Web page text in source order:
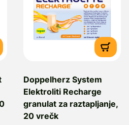
Doppelherz System
Elektroliti Recharge
granulat za raztapljanje,
20 vrečk